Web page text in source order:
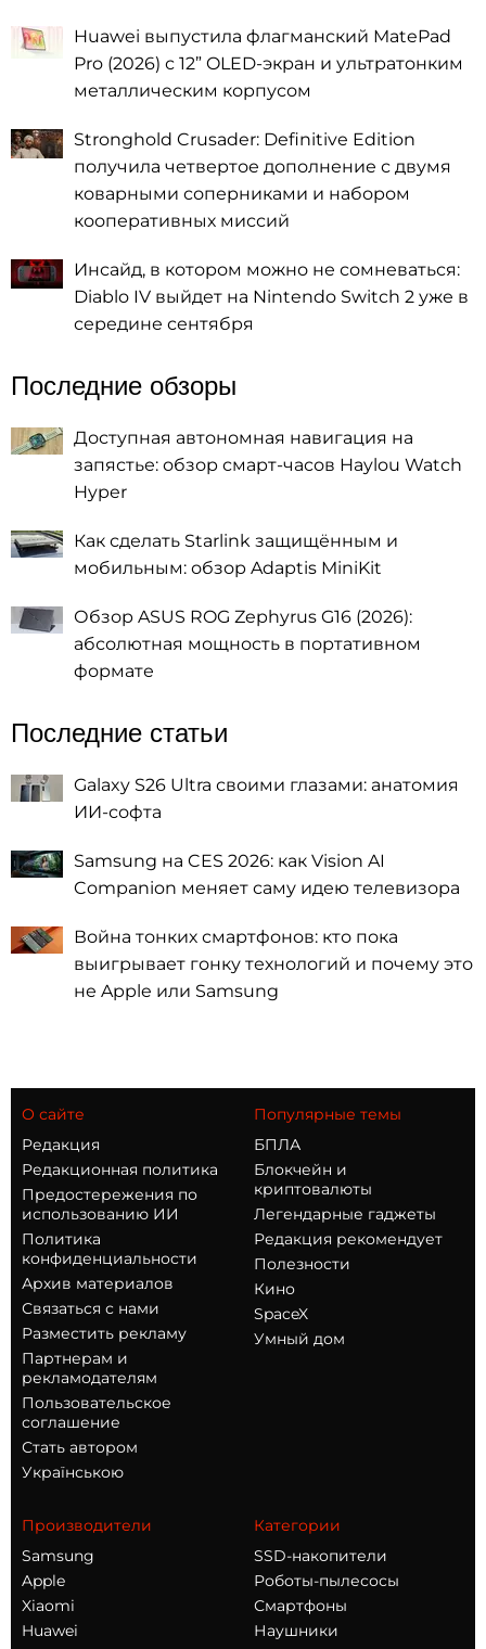
Huawei выпустила флагманский MatePad
Pro (2026) с 12” OLED-экран и ультратонким
металлическим корпусом
Stronghold Crusader: Definitive Edition
получила четвертое дополнение с двумя
коварными соперниками и набором
кооперативных миссий
Инсайд, в котором можно не сомневаться:
Diablo IV выйдет на Nintendo Switch 2 уже в
середине сентября
Последние обзоры
Доступная автономная навигация на
запястье: обзор смарт-часов Haylou Watch
Hyper
Как сделать Starlink защищённым и
мобильным: обзор Adaptis MiniKit
Обзор ASUS ROG Zephyrus G16 (2026):
абсолютная мощность в портативном
формате
Последние статьи
Galaxy S26 Ultra своими глазами: анатомия
ИИ-софта
Samsung на CES 2026: как Vision AI
Companion меняет саму идею телевизора
Война тонких смартфонов: кто пока
выигрывает гонку технологий и почему это
не Apple или Samsung
О сайте
Редакция
Редакционная политика
Предостережения по
использованию ИИ
Политика
конфиденциальности
Архив материалов
Связаться с нами
Разместить рекламу
Партнерам и
рекламодателям
Пользовательское
соглашение
Стать автором
Українською
Популярные темы
БПЛА
Блокчейн и
криптовалюты
Легендарные гаджеты
Редакция рекомендует
Полезности
Кино
SpaceX
Умный дом
Производители
Samsung
Apple
Xiaomi
Huawei
Категории
SSD-накопители
Роботы-пылесосы
Смартфоны
Наушники